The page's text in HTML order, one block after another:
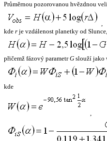
Průměrnou pozorovanou hvězdnou
,
kde r je vzdálenost planetky od
přičemž fázový parametrG slouží jako
kde
,